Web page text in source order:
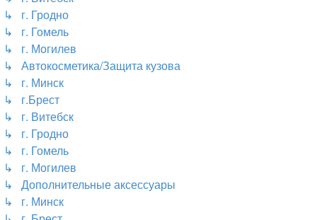
↳ г. Гродно
↳ г. Гомель
↳ г. Могилев
↳ Автокосметика/Защита кузова
↳ г. Минск
↳ г.Брест
↳ г. Витебск
↳ г. Гродно
↳ г. Гомель
↳ г. Могилев
↳ Дополнительные аксессуары
↳ г. Минск